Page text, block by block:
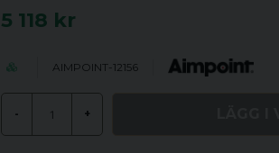
5 118 kr
AIMPOINT-12156
- +